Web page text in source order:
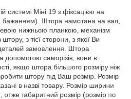
системі Міні 19 з фіксацією на
бажанням). Штора намотана на вал,
нижньою планкою, механізм
з тієї сторони, з якої Ви
замовлення. Штора
допомогою саморізів, вони в
якщо штора більшого розміру ніж
штору під Ваш розмір. Розмір
в назві товару. Розмір ширини
отже габаритний розмір (розмір по